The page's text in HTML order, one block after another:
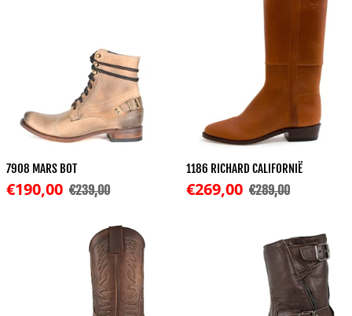
7908 MARS BOT
Korting
€190,00 Normale prijs
€239,00
1186 RICHARD CALIFORNIË
Korting
€269,00 Normale prijs
€289,00